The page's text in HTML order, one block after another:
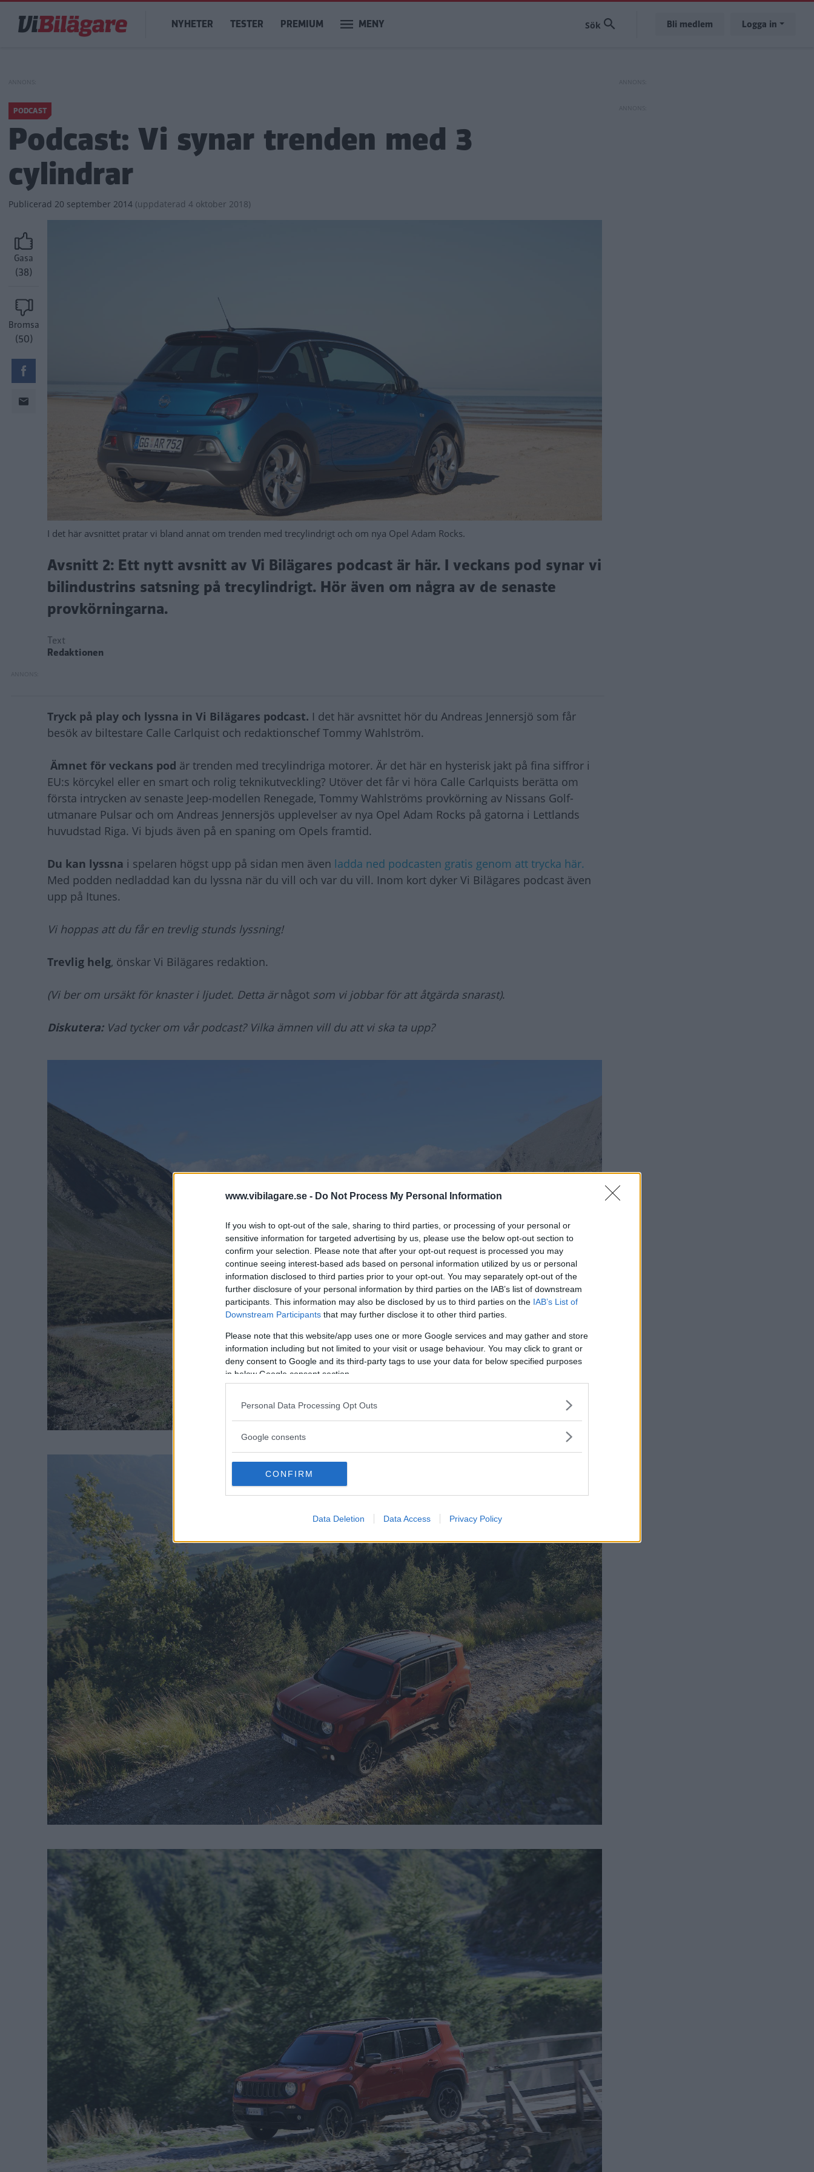
www.vibilagare.se - Do Not Process My Personal Information
If you wish to opt-out of the sale, sharing to third parties, or processing of your personal or
sensitive information for targeted advertising by us, please use the below opt-out section to
confirm your selection. Please note that after your opt-out request is processed you may
continue seeing interest-based ads based on personal information utilized by us or personal
information disclosed to third parties prior to your opt-out. You may separately opt-out of the
further disclosure of your personal information by third parties on the IAB’s list of downstream
participants. This information may also be disclosed by us to third parties on the IAB’s List of
Downstream Participants that may further disclose it to other third parties.
Please note that this website/app uses one or more Google services and may gather and store
information including but not limited to your visit or usage behaviour. You may click to grant or
deny consent to Google and its third-party tags to use your data for below specified purposes
in below Google consent section.
Personal Data Processing Opt Outs
Google consents
CONFIRM
Data Deletion Data Access Privacy Policy
huvudinnehåll
Main
navigation
NYHETER TESTER PREMIUM MENY Bli medlem Logga in
PODCAST
Podcast: Vi synar trenden med 3
cylindrar
Publicerad 20 september 2014 (uppdaterad 4 oktober 2018)
Gasa
(38)
Bromsa
(50)
I det här avsnittet pratar vi bland annat om trenden med trecylindrigt och om nya Opel Adam Rocks.
Avsnitt 2: Ett nytt avsnitt av Vi Bilägares podcast är här. I veckans pod synar vi
bilindustrins satsning på trecylindrigt. Hör även om några av de senaste
provkörningarna.
Text
Redaktionen
Tryck på play och lyssna in Vi Bilägares podcast. I det här avsnittet hör du Andreas Jennersjö som får
besök av biltestare Calle Carlquist och redaktionschef Tommy Wahlström.
Ämnet för veckans pod är trenden med trecylindriga motorer. Är det här en hysterisk jakt på fina siffror i
EU:s körcykel eller en smart och rolig teknikutveckling? Utöver det får vi höra Calle Carlquists berätta om
första intrycken av senaste Jeep-modellen Renegade, Tommy Wahlströms provkörning av Nissans Golf-
utmanare Pulsar och om Andreas Jennersjös upplevelser av nya Opel Adam Rocks på gatorna i Lettlands
huvudstad Riga. Vi bjuds även på en spaning om Opels framtid.
Du kan lyssna i spelaren högst upp på sidan men även ladda ned podcasten gratis genom att trycka här.
Med podden nedladdad kan du lyssna när du vill och var du vill. Inom kort dyker Vi Bilägares podcast även
upp på Itunes.
Vi hoppas att du får en trevlig stunds lyssning!
Trevlig helg, önskar Vi Bilägares redaktion.
(Vi ber om ursäkt för knaster i ljudet. Detta ärnågot som vi jobbar för att åtgärda snarast).
Diskutera:Vad tycker om vår podcast? Vilka ämnen vill du att vi ska ta upp?